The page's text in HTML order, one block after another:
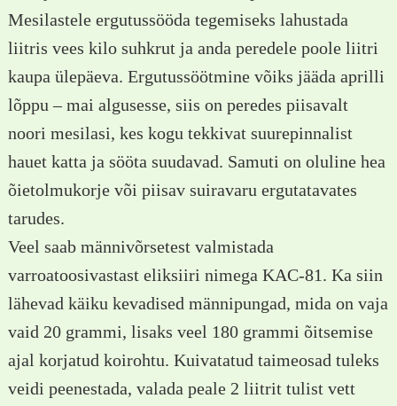
Mesilastele ergutussööda tegemiseks lahustada
liitris vees kilo suhkrut ja anda peredele poole liitri
kaupa ülepäeva. Ergutussöötmine võiks jääda aprilli
lõppu – mai algusesse, siis on peredes piisavalt
noori mesilasi, kes kogu tekkivat suurepinnalist
hauet katta ja sööta suudavad. Samuti on oluline hea
õietolmukorje või piisav suiravaru ergutatavates
tarudes.
Veel saab männivõrsetest valmistada
varroatoosivastast eliksiiri nimega KAC-81. Ka siin
lähevad käiku kevadised männipungad, mida on vaja
vaid 20 grammi, lisaks veel 180 grammi õitsemise
ajal korjatud koirohtu. Kuivatatud taimeosad tuleks
veidi peenestada, valada peale 2 liitrit tulist vett